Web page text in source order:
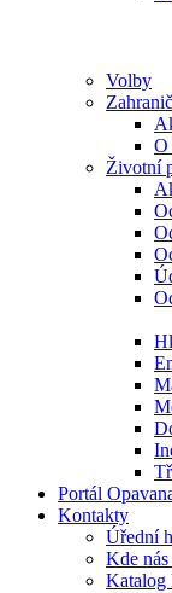
Volby
O
Životní
Portál
Kontakty
Úřední
Kde nás
Katalog